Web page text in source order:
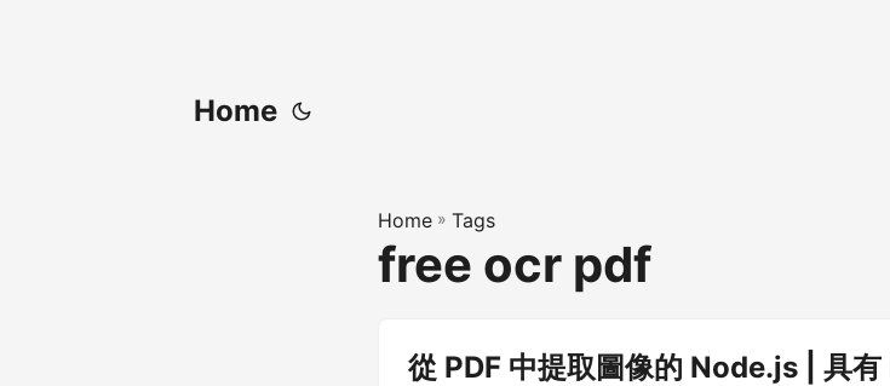
Home
Home » Tags
free ocr pdf
從 PDF 中提取圖像的 Node.js | 具有